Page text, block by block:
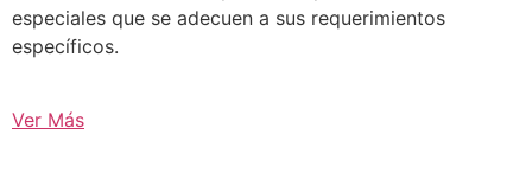
especiales que se adecuen a sus requerimientos
específicos.
Ver Más